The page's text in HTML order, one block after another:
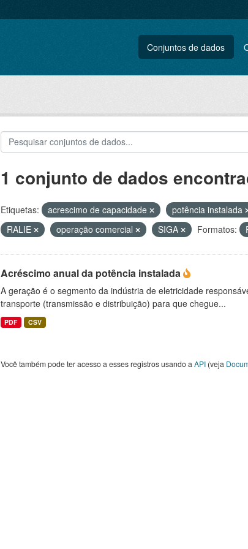
Conjuntos de dados
1 conjunto de dados
Etiquetas: acrescimo de capacidade
potência instalada
RALIE
operação comercial SIGA Formatos:
Acréscimo anual da potência instalada
A geração é o segmento da indústria de eletricidade
transporte (transmissão e distribuição) para que chegue...
PDF CSV
Você também pode ter acesso a esses registros usando a API(veja